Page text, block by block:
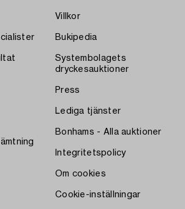
Villkor
Bukipedia
Systembolagets
dryckesauktioner
Press
Lediga tjänster
Bonhams - Alla auktioner
Integritetspolicy
Om cookies
Cookie-inställningar